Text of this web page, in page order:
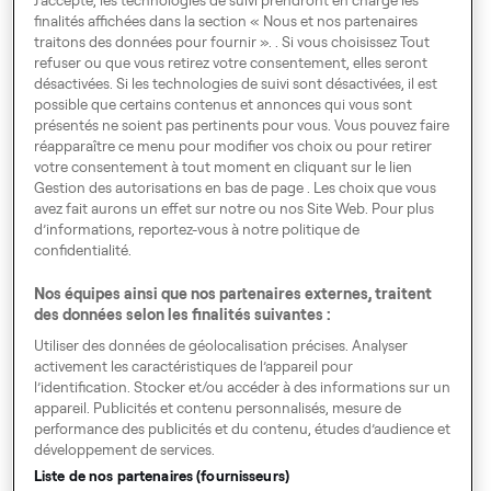
Business
Voyagez En Europe
Gestion des autorisations
Index égalité hommes - femmes
Speak up!
GTC, Privacy Policy & Cookies
finalités affichées dans la section « Nous et nos partenaires
traitons des données pour fournir ». . Si vous choisissez Tout
refuser ou que vous retirez votre consentement, elles seront
désactivées. Si les technologies de suivi sont désactivées, il est
possible que certains contenus et annonces qui vous sont
présentés ne soient pas pertinents pour vous. Vous pouvez faire
réapparaître ce menu pour modifier vos choix ou pour retirer
votre consentement à tout moment en cliquant sur le lien
Gestion des autorisations en bas de page . Les choix que vous
avez fait aurons un effet sur notre ou nos Site Web. Pour plus
d’informations, reportez-vous à notre politique de
confidentialité.
Nos équipes ainsi que nos partenaires externes, traitent
des données selon les finalités suivantes :
Utiliser des données de géolocalisation précises. Analyser
activement les caractéristiques de l’appareil pour
l’identification. Stocker et/ou accéder à des informations sur un
appareil. Publicités et contenu personnalisés, mesure de
performance des publicités et du contenu, études d’audience et
développement de services.
Liste de nos partenaires (fournisseurs)